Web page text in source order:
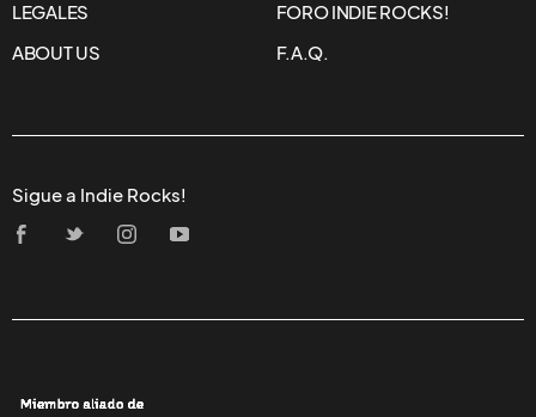
LEGALES
FORO INDIE ROCKS!
ABOUT US
F.A.Q.
Sigue a Indie Rocks!